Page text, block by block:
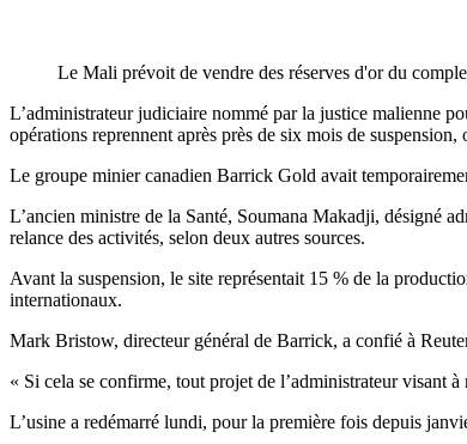
Le Mali prévoit de vendre des réserves d'or du
L’administrateur judiciaire nommé par la justice malienne
opérations reprennent après près de six mois de
Le groupe minier canadien Barrick Gold avait
L’ancien ministre de la Santé, Soumana Makadji, désigné
relance des activités, selon deux autres sources.
Avant la suspension, le site représentait 15 % de la
internationaux.
Mark Bristow, directeur général de Barrick, a confié à
« Si cela se confirme, tout projet de l’administrateur visant
L’usine a redémarré lundi, pour la première fois depuis